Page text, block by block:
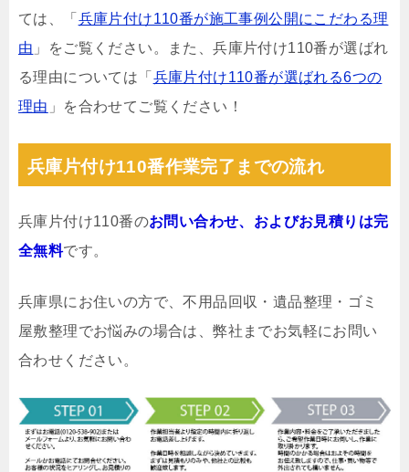
ては、「 兵庫片付け110番が施工事例公開にこだわる理
由 」をご覧ください。また、兵庫片付け110番が選ばれ
る理由については「 兵庫片付け110番が選ばれる6つの
理由 」を合わせてご覧ください！
兵庫片付け110番作業完了までの流れ
兵庫片付け110番のお問い合わせ、およびお見積りは完
全無料です。
兵庫県にお住いの方で、不用品回収・遺品整理・ゴミ
屋敷整理でお悩みの場合は、弊社までお気軽にお問い
合わせください。